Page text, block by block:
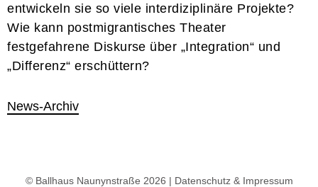
entwickeln sie so viele interdiziplinäre Projekte?
Wie kann postmigrantisches Theater
festgefahrene Diskurse über „Integration“ und
„Differenz“ erschüttern?
News-Archiv
© Ballhaus Naunynstraße 2026 | Datenschutz & Impressum